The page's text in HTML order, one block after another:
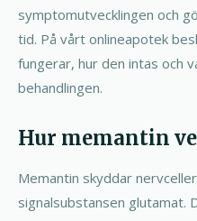
symptomutvecklingen och
tid. På vårt onlineapotek
fungerar, hur den intas och
behandlingen.
Hur memantin
Memantin skyddar
signalsubstansen